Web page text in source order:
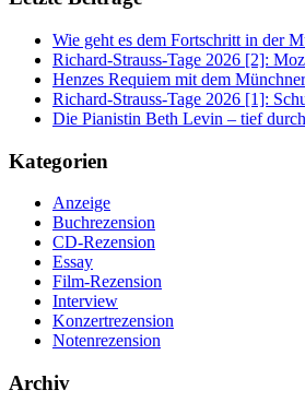
Wie geht es dem Fortschritt in der
Richard-Strauss-Tage 2026 [2]:
Henzes Requiem mit dem
Richard-Strauss-Tage 2026 [1]:
Die Pianistin Beth Levin – tief
Kategorien
Anzeige
Buchrezension
CD-Rezension
Essay
Film-Rezension
Interview
Konzertrezension
Notenrezension
Archiv